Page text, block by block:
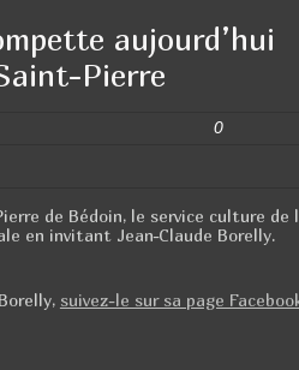
aujourd’hui
Pierre
0
de Bédoin, le service culture de
en invitant Jean-Claude Borelly.
suivez-le sur sa page